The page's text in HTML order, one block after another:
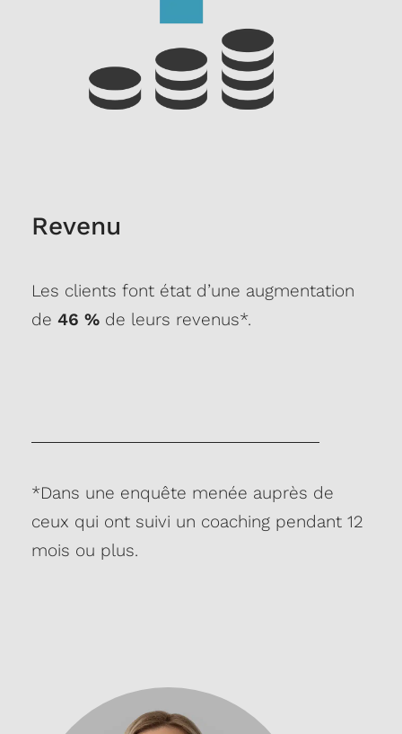
Revenu
Les clients font état d’une augmentation
de 46 % de leurs revenus*.
*Dans une enquête menée auprès de
ceux qui ont suivi un coaching pendant 12
mois ou plus.